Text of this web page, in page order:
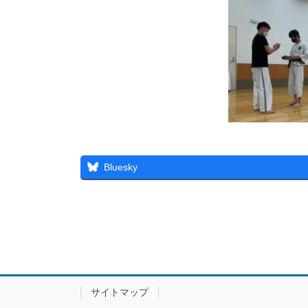
Bluesky
サイトマップ